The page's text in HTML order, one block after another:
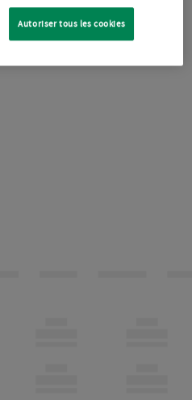
Autoriser tous les cookies